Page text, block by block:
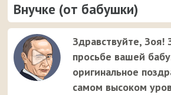
Внучке (от бабушки)
Здравствуйте, Зоя!
просьбе вашей
оригинальное
самом высоком